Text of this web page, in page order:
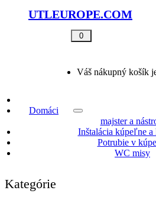
UTLEUROPE.COM
0
Váš nákupný košík
Domáci
majster a
Inštalácia kúpeľne a
Potrubie v
WC misy
Kategórie